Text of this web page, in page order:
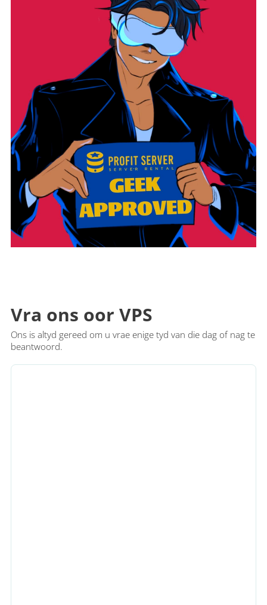
Vra ons oor VPS
Ons is altyd gereed om u vrae enige tyd van die dag of nag te
beantwoord.